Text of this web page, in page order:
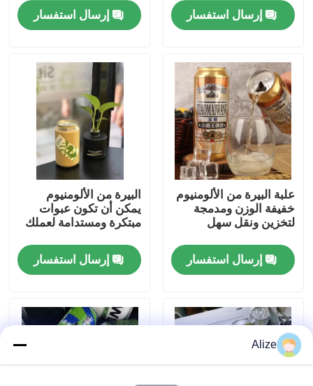
منتجات
أشرطة فيديو
معلومات عنا
جولة في المعمل
مراقبة الجودة
اتصل بنا
تغليف المشروبات الغذائية
إرسال استفسار
إرسال استفسار
علبة البيرة من الألومنيوم
خفيفة الوزن ومدمجة
لتخزين ونقل سهل
إرسال استفسار
البيرة من الألومنيوم
يمكن أن تكون عبوات
مبتكرة ومستدامة لعملك
إرسال استفسار
Alize